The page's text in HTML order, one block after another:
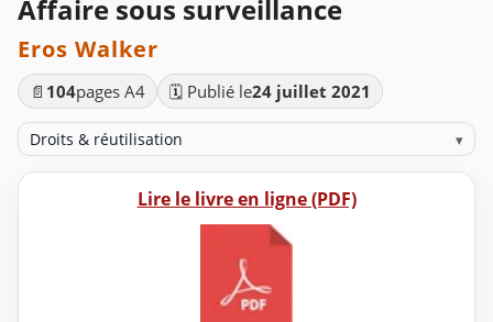
Affaire sous surveillance
Eros Walker
📄 104pages A4 🗓️ Publié le24 juillet 2021
Droits & réutilisation ▾
Lire le livre en ligne (PDF)